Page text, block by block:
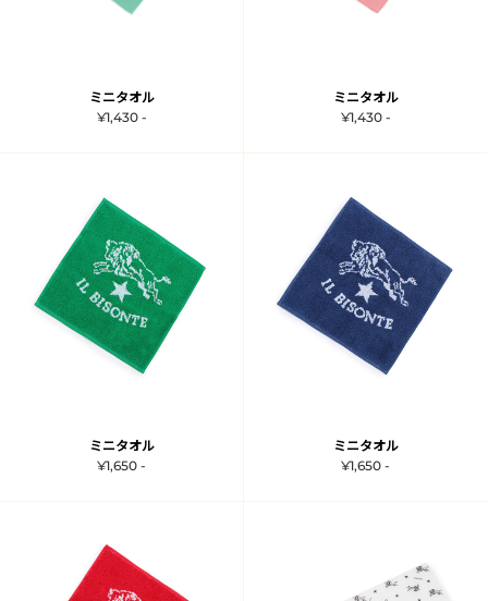
ミニタオル
¥1,430 -
ミニタオル
¥1,430 -
ミニタオル
¥1,650 -
ミニタオル
¥1,650 -